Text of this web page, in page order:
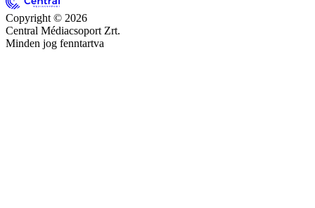
Copyright © 2026
Central Médiacsoport Zrt.
Minden jog fenntartva